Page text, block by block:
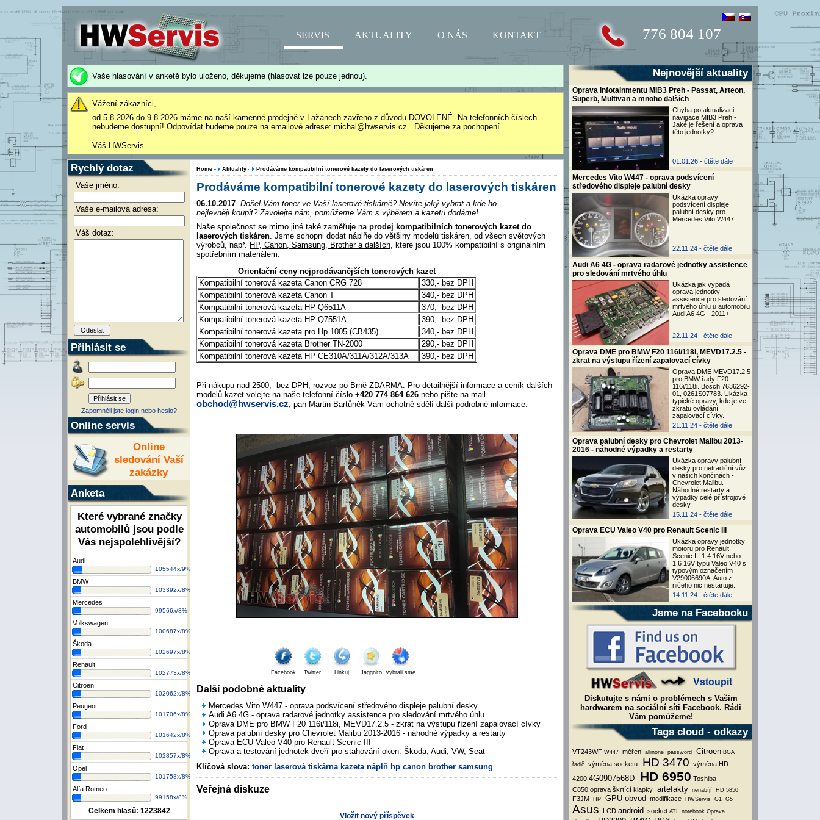
776 804 107
SERVIS AKTUALITY O NÁS KONTAKT
Nejnovější aktuality
Oprava infotainmentu MIB3 Preh - Passat, Arteon,
Superb, Multivan a mnoho dalších
Chyba po aktualizaci
navigace MIB3 Preh -
Jaké je řešení a oprava
této jednotky?
01.01.26 - čtěte dále
Mercedes Vito W447 - oprava podsvícení
středového displeje palubní desky
Ukázka opravy
podsvícení displeje
palubní desky pro
Mercedes Vito W447
22.11.24 - čtěte dále
Audi A6 4G - oprava radarové jednotky assistence
pro sledování mrtvého úhlu
Ukázka jak vypadá
oprava jednotky
assistence pro sledování
mrtvého úhlu u automobilu
Audi A6 4G - 2011+
22.11.24 - čtěte dále
Oprava DME pro BMW F20 116i/118i, MEVD17.2.5 -
zkrat na výstupu řízení zapalovací cívky
Oprava DME MEVD17.2.5
pro BMW řady F20
116i/118i. Bosch 7636292-
01, 0261S07783. Ukázka
typické opravy, kde je ve
zkratu ovládání
zapalovací cívky.
21.11.24 - čtěte dále
Oprava palubní desky pro Chevrolet Malibu 2013-
2016 - náhodné výpadky a restarty
Ukázka opravy palubní
desky pro netradiční vůz
v našich končinách -
Chevrolet Malibu.
Náhodné restarty a
výpadky celé přístrojové
desky.
15.11.24 - čtěte dále
Oprava ECU Valeo V40 pro Renault Scenic III
Ukázka opravy jednotky
motoru pro Renault
Scenic III 1.4 16V nebo
1.6 16V typu Valeo V40 s
typovým označením
V29006690A. Auto z
ničeho nic nestartuje.
14.11.24 - čtěte dále
Jsme na Facebooku
Vstoupit
Diskutujte s námi o problémech s Vašim
hardwarem na sociální síti Facebook. Rádi
Vám pomůžeme!
Tags cloud - odkazy
VT243WF W447 měření allinone password Citroen BGA
řadič
výměna socketu HD 3470 výměna HD
4200 4G0907568D HD 6950 Toshiba
C850 oprava škrtící klapky artefakty nenabíjí HD 5850
F3JM HP GPU obvod modifikace HWServis G1 G5
Asus LCD android socket ATI notebook Oprava
Vaše hlasování v anketě bylo uloženo, děkujeme (hlasovat lze pouze jednou).
Vážení zákazníci,
od 5.8.2026 do 9.8.2026 máme na naší kamenné prodejně v Lažanech zavřeno z důvodu DOVOLENÉ. Na telefonních číslech
nebudeme dostupní! Odpovídat budeme pouze na emailové adrese: michal@hwservis.cz . Děkujeme za pochopení.
Váš HWServis
Rychlý dotaz
Vaše jméno:
Vaše e-mailová adresa:
Váš dotaz:
Přihlásit se
Zapomněli jste login nebo heslo?
Online servis
Online
sledování Vaší
zakázky
Anketa
Které vybrané značky
automobilů jsou podle
Vás nejspolehlivější?
Audi
105544x/9%
BMW
103392x/8%
Mercedes
99566x/8%
Volkswagen
100687x/8%
Škoda
102697x/8%
Renault
102773x/8%
Citroen
102062x/8%
Peugeot
101706x/8%
Ford
101642x/8%
Fiat
102857x/8%
Opel
101758x/8%
Alfa Romeo
99158x/8%
Celkem hlasů: 1223842
Home Aktuality Prodáváme kompatibilní tonerové kazety do laserových tiskáren
Prodáváme kompatibilní tonerové kazety do laserových tiskáren
06.10.2017- Došel Vám toner ve Vaší laserové tiskárně? Nevíte jaký vybrat a kde ho
nejlevněji koupit? Zavolejte nám, pomůžeme Vám s výběrem a kazetu dodáme!
Naše společnost se mimo jiné také zaměřuje na prodej kompatibilních tonerových kazet do
laserových tiskáren. Jsme schopni dodat náplňe do většiny modelů tiskáren, od všech světových
výrobců, např. HP, Canon, Samsung, Brother a dalších, které jsou 100% kompatibilní s originálním
spotřebním materiálem.
Orientační ceny nejprodávanějších tonerových kazet
Kompatibilní tonerová kazeta Canon CRG 728
330,- bez DPH
Kompatibilní tonerová kazeta Canon T
340,- bez DPH
Kompatibilní tonerová kazeta HP Q6511A
370,- bez DPH
Kompatibilní tonerová kazeta HP Q7551A
390,- bez DPH
Kompatibilní tonerová kazeta pro Hp 1005 (CB435)
340,- bez DPH
Kompatibilní tonerová kazeta Brother TN-2000
290,- bez DPH
Kompatibilní tonerová kazeta HP CE310A/311A/312A/313A
390,- bez DPH
Při nákupu nad 2500,- bez DPH, rozvoz po Brně ZDARMA. Pro detailnější informace a ceník dalších
modelů kazet volejte na naše telefonní číslo +420 774 864 626 nebo pište na mail
obchod@hwservis.cz , pan Martin Bartůněk Vám ochotně sdělí další podrobné informace.
Facebook Twitter Linkuj Jaggnito Vybrali.sme
Další podobné aktuality
Mercedes Vito W447 - oprava podsvícení středového displeje palubní desky
Audi A6 4G - oprava radarové jednotky assistence pro sledování mrtvého úhlu
Oprava DME pro BMW F20 116i/118i, MEVD17.2.5 - zkrat na výstupu řízení zapalovací cívky
Oprava palubní desky pro Chevrolet Malibu 2013-2016 - náhodné výpadky a restarty
Oprava ECU Valeo V40 pro Renault Scenic III
Oprava a testování jednotek dveří pro stahování oken: Škoda, Audi, VW, Seat
Klíčová slova: toner laserová tiskárna kazeta náplň hp canon brother samsung
Veřejná diskuze
Vložit nový příspěvek